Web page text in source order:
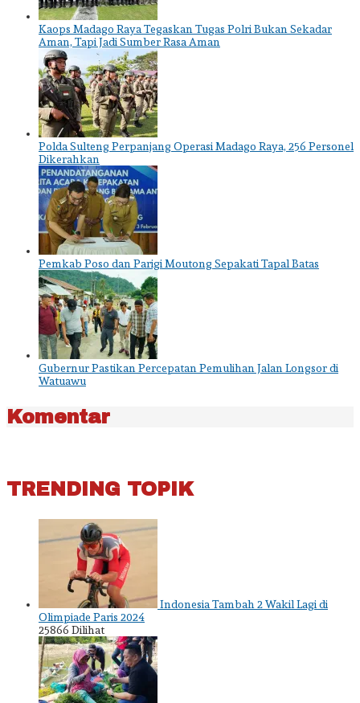
Kaops Madago Raya Tegaskan Tugas Polri Bukan Sekadar
Aman, Tapi Jadi Sumber Rasa Aman
Polda Sulteng Perpanjang Operasi Madago Raya, 256 Personel
Dikerahkan
Pemkab Poso dan Parigi Moutong Sepakati Tapal Batas
Gubernur Pastikan Percepatan Pemulihan Jalan Longsor di
Watuawu
Komentar
TRENDING TOPIK
Indonesia Tambah 2 Wakil Lagi di
Olimpiade Paris 2024
25866 Dilihat